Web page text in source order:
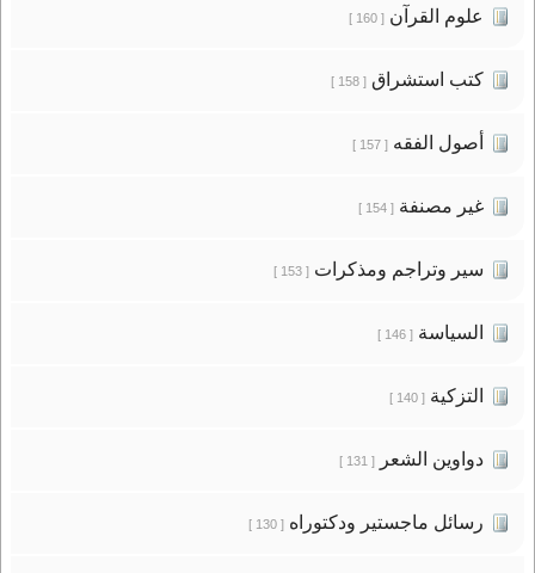
علوم القرآن[ 160 ]
كتب استشراق[ 158 ]
أصول الفقه[ 157 ]
غير مصنفة[ 154 ]
سير وتراجم ومذكرات[ 153 ]
السياسة[ 146 ]
التزكية[ 140 ]
دواوين الشعر[ 131 ]
رسائل ماجستير ودكتوراه[ 130 ]